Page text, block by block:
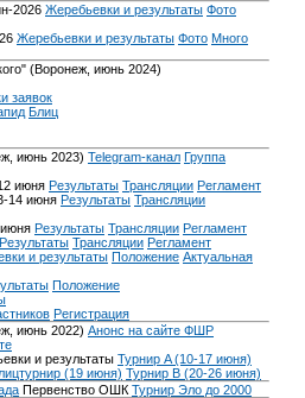
2026 Жеребьевки и результаты Фото
Жеребьевки и результаты Фото Много
(Воронеж, июнь 2024)
заявок
Блиц
июнь 2023) Telegram-канал Группа
июня Результаты Трансляции Регламент
14 июня Результаты Трансляции
Результаты Трансляции Регламент
Результаты Трансляции Регламент
и результаты Положение Актуальная
Положение
Регистрация
июнь 2022) Анонс на сайте ФШР
и результаты Турнир A (10-17 июня)
(19 июня) Турнир B (20-26 июня)
Первенство ОШК Турнир Эло до 2000